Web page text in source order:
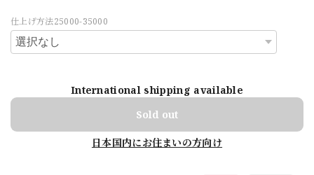
仕上げ方法25000-35000
International shipping available
Sold out
日本国内にお住まいの方向け